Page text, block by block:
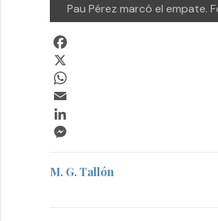
Pau Pérez marcó el empate.
M. G. Tallón